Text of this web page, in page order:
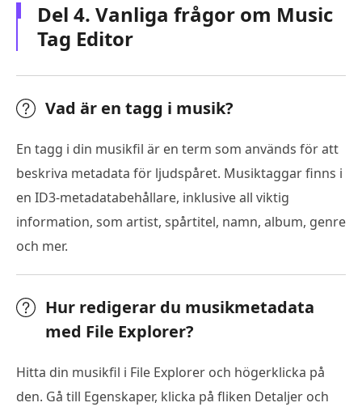
Del 4. Vanliga frågor om Music
Tag Editor
Vad är en tagg i musik?
En tagg i din musikfil är en term som används för att
beskriva metadata för ljudspåret. Musiktaggar finns i
en ID3-metadatabehållare, inklusive all viktig
information, som artist, spårtitel, namn, album, genre
och mer.
Hur redigerar du musikmetadata
med File Explorer?
Hitta din musikfil i File Explorer och högerklicka på
den. Gå till Egenskaper, klicka på fliken Detaljer och